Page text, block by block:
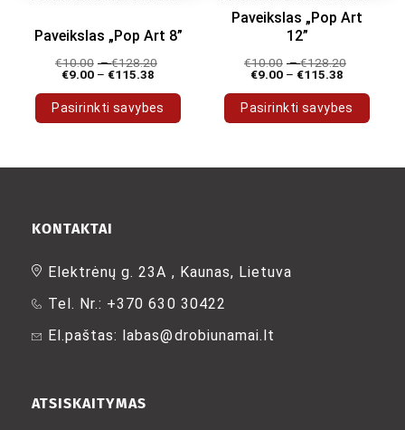
Paveikslas „Pop Art 8”
€10.00 –€128.20
€9.00 – €115.38
Pasirinkti savybes
has
The
be
chosen
the
Paveikslas „Pop Art
12”
€10.00 –€128.20
€9.00 – €115.38
Pasirinkti savybes
has
ATSISKAITYMAS
KONTAKTAI
Elektrėnų g. 23A , Kaunas, Lietuva
Tel. Nr.: +370 630 30422
El.paštas: labas@drobiunamai.lt